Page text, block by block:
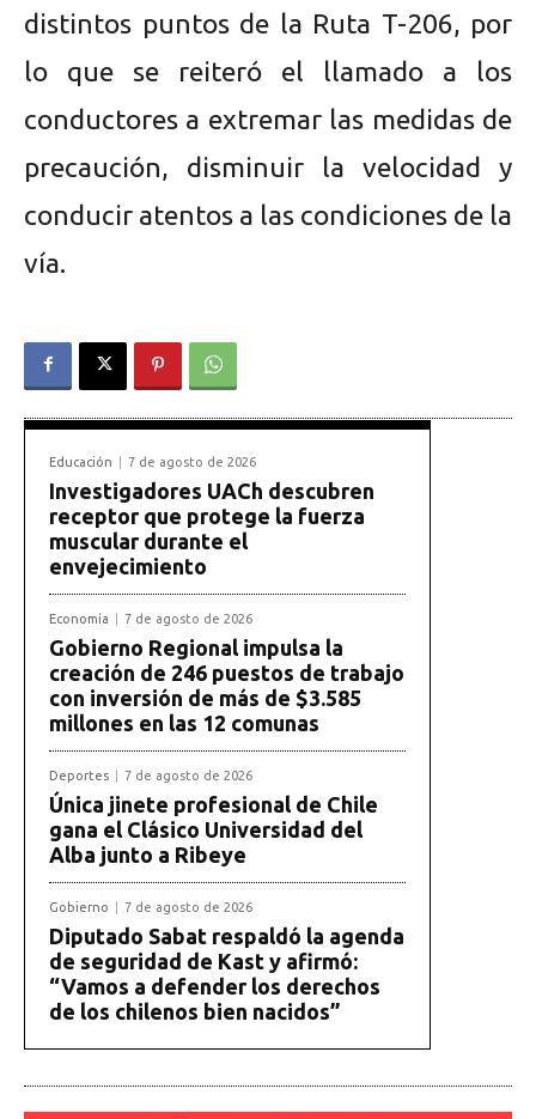
distintos puntos de la Ruta T-206, por
lo que se reiteró el llamado a los
conductores a extremar las medidas de
precaución, disminuir la velocidad y
conducir atentos a las condiciones de la
vía.
Educación 7 de agosto de 2026
Investigadores UACh descubren
receptor que protege la fuerza
muscular durante el
envejecimiento
Economía 7 de agosto de 2026
Gobierno Regional impulsa la
creación de 246 puestos de trabajo
con inversión de más de $3.585
millones en las 12 comunas
Deportes 7 de agosto de 2026
Única jinete profesional de Chile
gana el Clásico Universidad del
Alba junto a Ribeye
Gobierno 7 de agosto de 2026
Diputado Sabat respaldó la agenda
de seguridad de Kast y afirmó:
“Vamos a defender los derechos
de los chilenos bien nacidos”